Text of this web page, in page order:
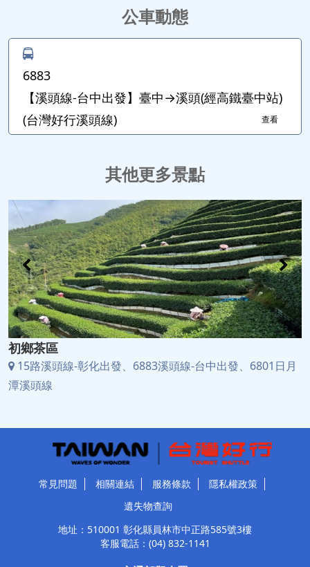
公車動態
6883
【溪頭線-台中出發】臺中→溪頭(經高鐵臺中站)
(台灣好行溪頭線)
查看
其他更多景點
初鄉茶區
15路溪頭線-彰化出發、6883溪頭線-台中出發、6801日月
潭溪頭線
常見問題 相關連結 服務條款
隱私權政策
遺失物查詢
地址：510001 彰化縣員林市中正路585號3樓
客服電話： (04) 832-1141